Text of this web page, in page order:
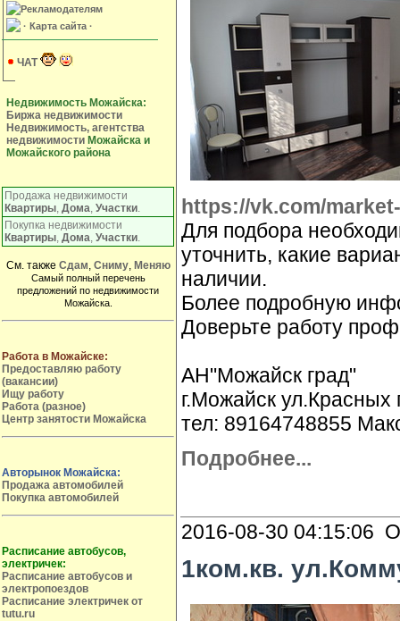
Рекламодателям
· Карта сайта ·
ЧАТ
Недвижимость Можайска:
Биржа недвижимости
Недвижимость, агентства
недвижимости Можайска и
Можайского района
Продажа недвижимости
Квартиры, Дома, Участки.
Покупка недвижимости
Квартиры, Дома, Участки.
См. также Сдам, Сниму, Меняю
Самый полный перечень
предложений по недвижимости
Можайска.
Работа в Можайске:
Предоставляю работу
(вакансии)
Ищу работу
Работа (разное)
Центр занятости Можайска
Авторынок Можайска:
Продажа автомобилей
Покупка автомобилей
Расписание автобусов,
электричек:
Расписание автобусов и
электропоездов
Расписание электричек от
tutu.ru
https://vk.com/
Для подбора
уточнить, какие
наличии.
Более подробную
Доверьте работу
АН"Можайск град"
г.Можайск
тел: 89164748855
Подробнее...
2016-08-30 04:15:06
1ком.кв.